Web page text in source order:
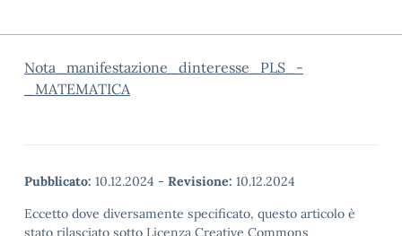
Nota_manifestazione_dinteresse_PLS_-
_MATEMATICA
Pubblicato: 10.12.2024 - Revisione: 10.12.2024
Eccetto dove diversamente specificato, questo articolo è
stato rilasciato sotto Licenza Creative Commons